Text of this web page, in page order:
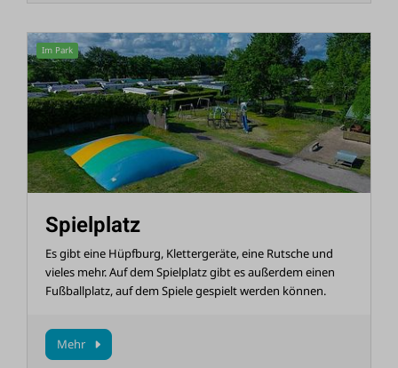
Im Park
Spielplatz
Es gibt eine Hüpfburg, Klettergeräte, eine Rutsche und
vieles mehr. Auf dem Spielplatz gibt es außerdem einen
Fußballplatz, auf dem Spiele gespielt werden können.
Mehr